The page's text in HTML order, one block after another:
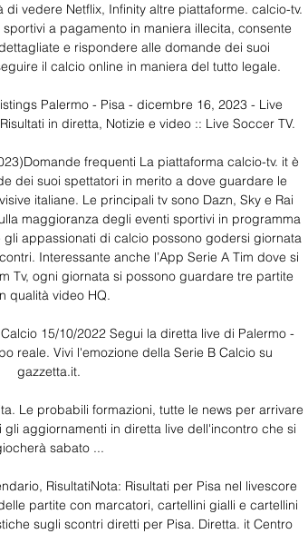
di vedere Netflix, Infinity altre piattaforme. calcio-tv.
a pagamento in maniera illecita, consente
e rispondere alle domande dei suoi
il calcio online in maniera del tutto legale.
Palermo - Pisa - dicembre 16, 2023 - Live
in diretta, Notizie e video :: Live Soccer TV.
frequenti La piattaforma calcio-tv. it è
dei suoi spettatori in merito a dove guardare le
italiane. Le principali tv sono Dazn, Sky e Rai
maggioranza degli eventi sportivi in programma
appassionati di calcio possono godersi giornata
Interessante anche l’App Serie A Tim dove si
Tv, ogni giornata si possono guardare tre partite
qualità video HQ.
15/10/2022 Segui la diretta live di Palermo -
reale. Vivi l'emozione della Serie B Calcio su
gazzetta.it.
Le probabili formazioni, tutte le news per arrivare
aggiornamenti in diretta live dell'incontro che si
sabato ...
RisultatiNota: Risultati per Pisa nel livescore
partite con marcatori, cartellini gialli e cartellini
sugli scontri diretti per Pisa. Diretta. it Centro